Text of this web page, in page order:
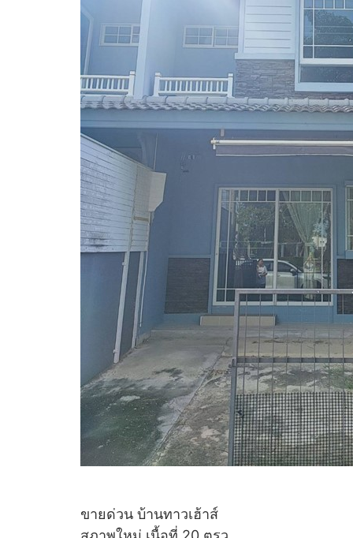
ขายด่วน บ้านทาวเฮ้าส์